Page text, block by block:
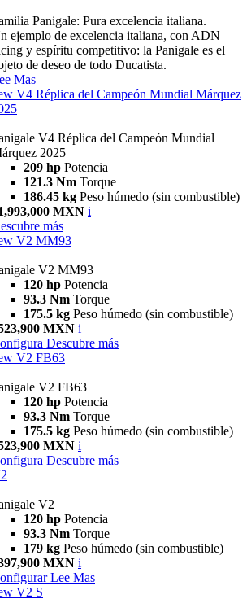
Panigale: Pura excelencia italiana.
ejemplo de excelencia italiana, con ADN
y espíritu competitivo: la Panigale es el
de deseo de todo Ducatista.
Mas
V4 Réplica del Campeón Mundial Márquez
V4 Réplica del Campeón Mundial
2025
209 hp Potencia
121.3 Nm Torque
186.45 kg Peso húmedo (sin combustible)
MXN i
más
V2 MM93
V2 MM93
120 hp Potencia
93.3 Nm Torque
175.5 kg Peso húmedo (sin combustible)
MXN i
Descubre más
V2 FB63
V2 FB63
120 hp Potencia
93.3 Nm Torque
175.5 kg Peso húmedo (sin combustible)
MXN i
Descubre más
V2
120 hp Potencia
93.3 Nm Torque
179 kg Peso húmedo (sin combustible)
MXN i
Lee Mas
V2 S